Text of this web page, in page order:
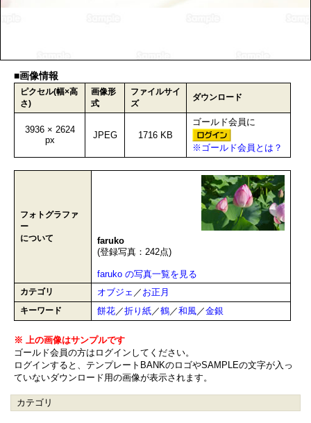
■画像情報
ピクセル(幅×高
さ)
画像形
式
ファイルサイ
ズ
ダウンロード
3936 × 2624
px
JPEG 1716 KB
ゴールド会員に
※ゴールド会員とは？
フォトグラファ
ー
について
faruko
(登録写真：242点)
faruko の写真一覧を見る
カテゴリ オブジェ ／ お正月
キーワード 餅花／折り紙／鶴／和風／金銀
※ 上の画像はサンプルです
ゴールド会員の方はログインしてください。
ログインすると、テンプレートBANKのロゴやSAMPLEの文字が入っ
ていないダウンロード用の画像が表示されます。
カテゴリ